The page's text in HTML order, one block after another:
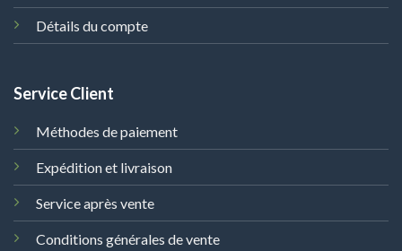
Détails du compte
Service Client
Méthodes de paiement
Expédition et livraison
Service après vente
Conditions générales de vente